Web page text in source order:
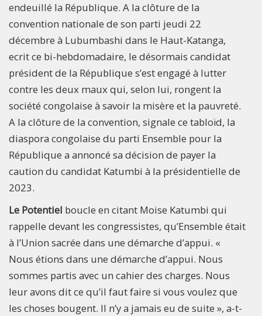
endeuillé la République. A la clôture de la
convention nationale de son parti jeudi 22
décembre à Lubumbashi dans le Haut-Katanga,
ecrit ce bi-hebdomadaire, le désormais candidat
président de la République s’est engagé à lutter
contre les deux maux qui, selon lui, rongent la
société congolaise à savoir la misère et la pauvreté.
A la clôture de la convention, signale ce tabloïd, la
diaspora congolaise du parti Ensemble pour la
République a annoncé sa décision de payer la
caution du candidat Katumbi à la présidentielle de
2023.
Le Potentiel boucle en citant Moise Katumbi qui
rappelle devant les congressistes, qu’Ensemble était
à l’Union sacrée dans une démarche d’appui. «
Nous étions dans une démarche d’appui. Nous
sommes partis avec un cahier des charges. Nous
leur avons dit ce qu’il faut faire si vous voulez que
les choses bougent. Il n’y a jamais eu de suite », a-t-